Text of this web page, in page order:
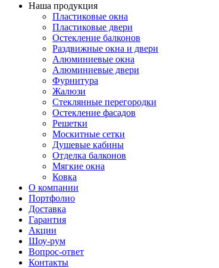
Наша продукция
Пластиковые окна
Пластиковые двери
Остекление балконов
Раздвижные окна и двери
Алюминиевые окна
Алюминиевые двери
Фурнитура
Жалюзи
Стеклянные перегородки
Остекление фасадов
Решетки
Москитные сетки
Душевые кабины
Отделка балконов
Мягкие окна
Ковка
О компании
Портфолио
Доставка
Гарантия
Акции
Шоу-рум
Вопрос-ответ
Контакты